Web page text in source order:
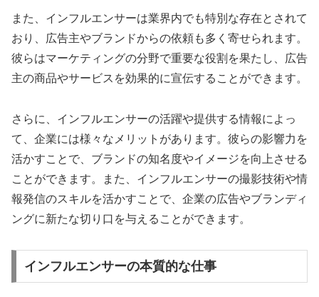
また、インフルエンサーは業界内でも特別な存在とされて
おり、広告主やブランドからの依頼も多く寄せられます。
彼らはマーケティングの分野で重要な役割を果たし、広告
主の商品やサービスを効果的に宣伝することができます。
さらに、インフルエンサーの活躍や提供する情報によっ
て、企業には様々なメリットがあります。彼らの影響力を
活かすことで、ブランドの知名度やイメージを向上させる
ことができます。また、インフルエンサーの撮影技術や情
報発信のスキルを活かすことで、企業の広告やブランディ
ングに新たな切り口を与えることができます。
インフルエンサーの本質的な仕事